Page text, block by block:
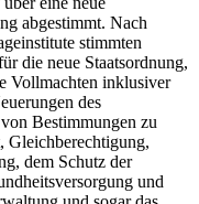
abgestimmt. Nach
stimmten
die neue Staatsordnung,
Vollmachten inklusiver
des
Bestimmungen zu
Gleichberechtigung,
dem Schutz der
und